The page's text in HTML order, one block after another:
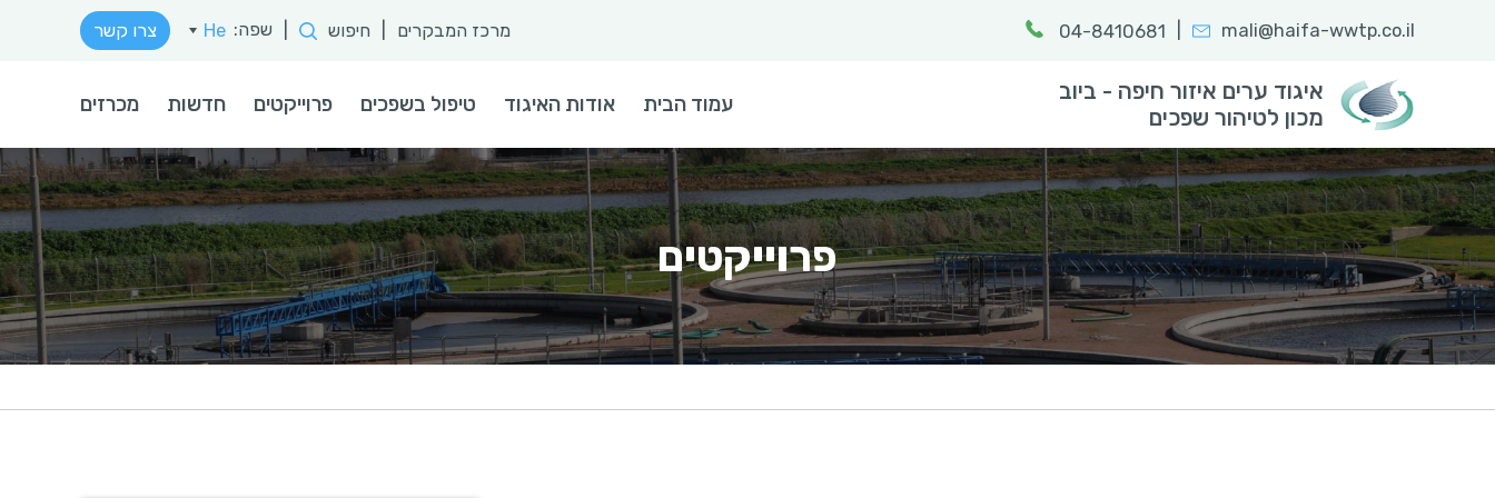
חפש: הקלד מילת חיפוש
mali@haifa-wwtp.co.il
04-8410681 מרכז המבקרים חיפוש שפה: He
צרו קשר
איגוד ערים איזור חיפה - ביוב
מכון לטיהור שפכים
עמוד הבית אודות האיגוד טיפול בשפכים פרוייקטים חדשות מכרזים
פרוייקטים